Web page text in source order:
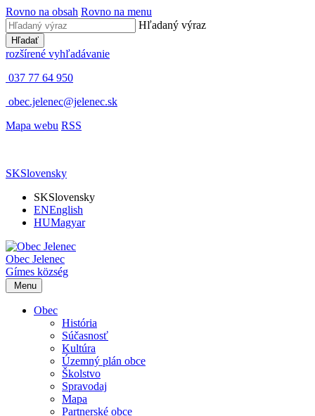
Rovno na obsah Rovno na menu
Hľadaný výraz
Hľadať
rozšírené vyhľadávanie
037 77 64 950
obec.jelenec@jelenec.sk
Mapa webu RSS
SKSlovensky
SKSlovensky
ENEnglish
HUMagyar
Obec Jelenec
Gímes község
Menu
Obec
História
Súčasnosť
Kultúra
Územný plán obce
Školstvo
Spravodaj
Mapa
Partnerské obce